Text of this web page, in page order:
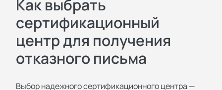
Как выбрать
сертификационный
центр для получения
отказного письма
Выбор надежного сертификационного центра —